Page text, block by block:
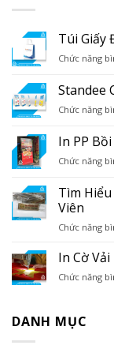
Túi Giấy
Chức năng
Standee
Chức năng
In PP
Chức năng
Tìm
Viên
Chức năng
In Cờ
Chức năng
DANH MỤC